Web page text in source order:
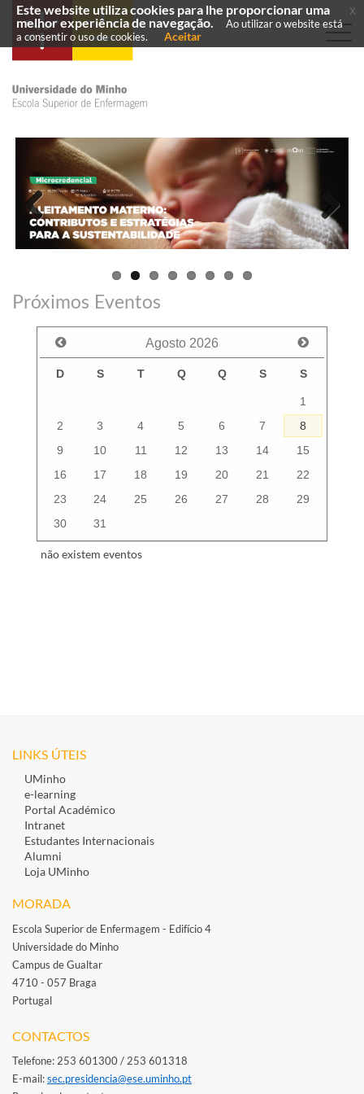
Previous Next
Próximos Eventos
Agosto 2026
D S T Q Q S S
1
2
3 4 5 6 7
8
9
10 11 12 13 14
15
16
17 18 19 20 21
22
23
24 25 26 27 28
29
30
31
não existem eventos
LINKS ÚTEIS
UMinho
e-learning
Portal Académico
Intranet
Estudantes Inte​rnacionais
Alumni
Loja UMinho
MORADA
Escola Superior de Enfermagem - Edifício 4
Universidade do Minho
Campus de Gualtar
4710 - 057 Braga
Portugal
CONTACTOS
Telefone: 253 601300 / 253 601318
E-mail: ​sec.presidencia@ese.uminho.​pt
Este website utiliza cookies para lhe proporcionar uma
melhor experiência de navegação.
Ao utilizar o website está
a consentir o uso de cookies.
Aceitar
x